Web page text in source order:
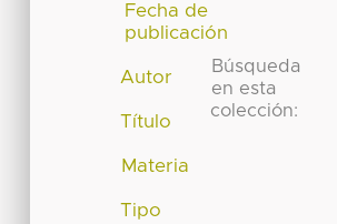
Fecha de
publicación
Autor
Título
Materia
Tipo
Búsqueda
en esta
colección: